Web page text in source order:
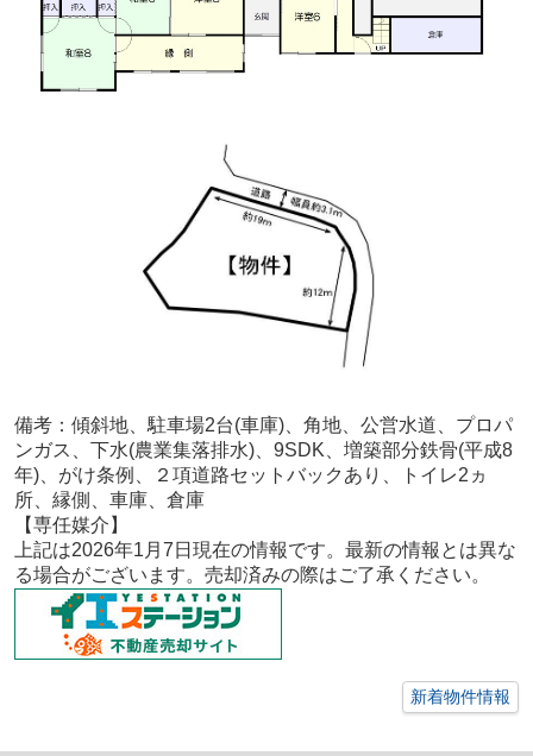
備考：傾斜地、 駐車場2台(車庫)、角地、公営水道、プロパ
ンガス、下水(農業集落排水)、9SDK、増築部分鉄骨(平成8
年)、がけ条例、２項道路セットバックあり、トイレ2ヵ
所、縁側、車庫、倉庫
【専任媒介 】
上記は2026年1 月7 日現在の情報です。最新の情報とは異な
る場合がございます。売却済みの際はご了承ください。
新着物件情報